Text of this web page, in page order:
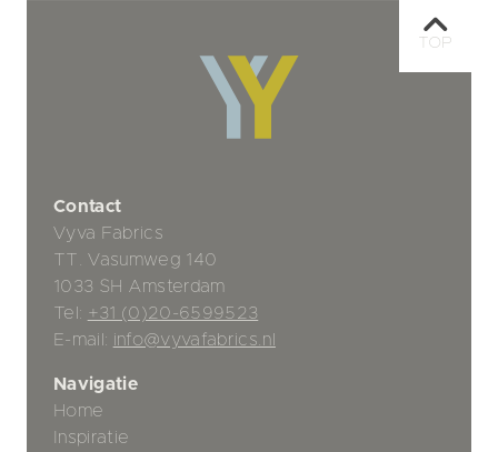
Contact
Vyva Fabrics
TT. Vasumweg 140
1033 SH Amsterdam
Tel: +31 (0)20-6599523
E-mail: info@vyvafabrics.nl
Navigatie
Home
Inspiratie
TOP